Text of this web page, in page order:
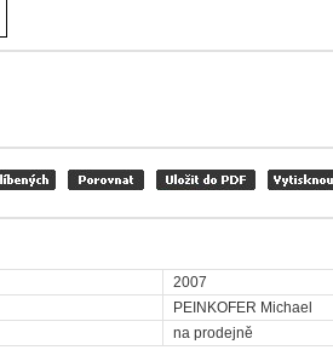
2007
PEINKOFER Michael
na prodejně